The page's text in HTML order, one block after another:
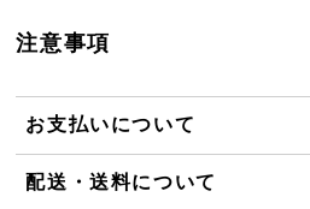
注意事項
お支払いについて
配送・送料について